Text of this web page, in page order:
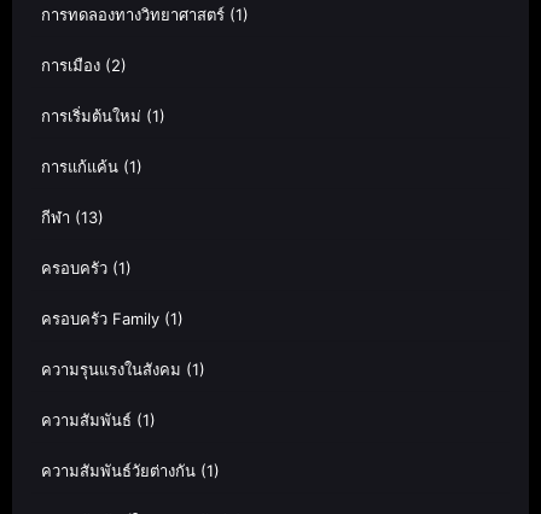
การทดลองทางวิทยาศาสตร์ (1)
การเมือง (2)
การเริ่มต้นใหม่ (1)
การแก้แค้น (1)
กีฬา (13)
ครอบครัว (1)
ครอบครัว Family (1)
ความรุนแรงในสังคม (1)
ความสัมพันธ์ (1)
ความสัมพันธ์วัยต่างกัน (1)